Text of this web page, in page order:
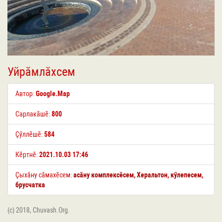
Уйрӑмлӑхсем
Автор:Google.Map
Сарлакӑшӗ:800
Ҫӳллӗшӗ:584
Кӗртнӗ:2021.10.03 17:46
Ҫыхӑну сӑмахӗсем:асӑну комплексӗсем,Херальтон,кӳлепесем,
брусчатка
(c) 2018, Chuvash.Org.